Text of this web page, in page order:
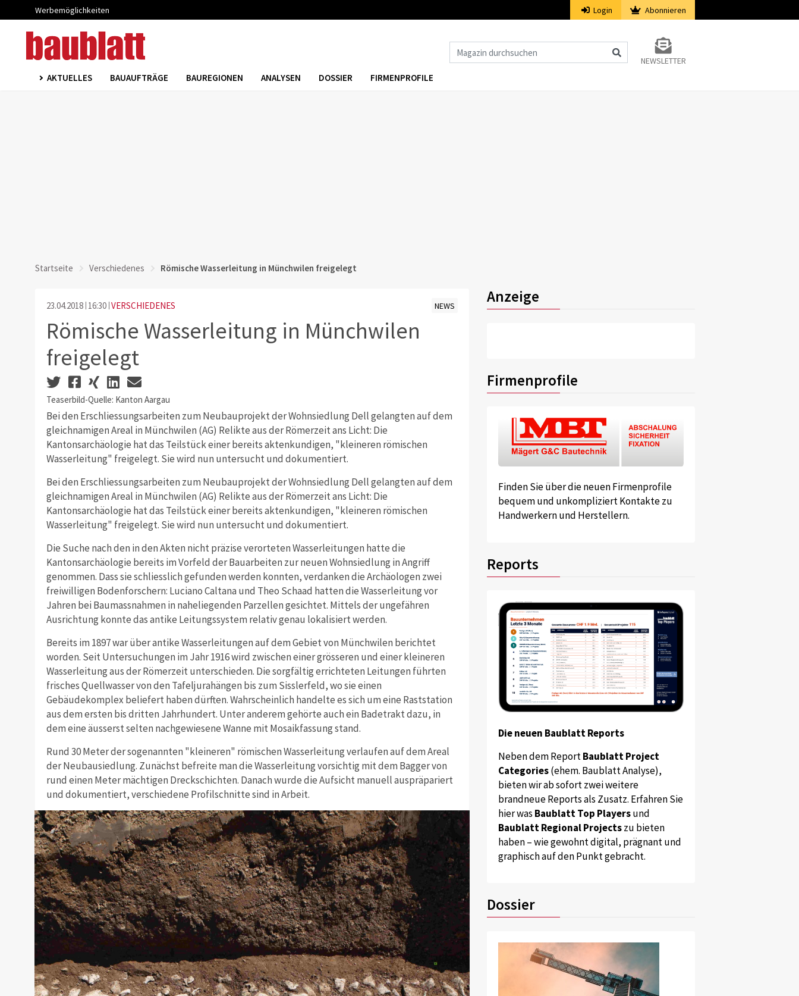
Werbemöglichkeiten Login Abonnieren
NEWSLETTER
AKTUELLES BAUAUFTRÄGE BAUREGIONEN ANALYSEN DOSSIER FIRMENPROFILE
Startseite Verschiedenes Römische Wasserleitung in Münchwilen freigelegt
23.04.2018 16:30 VERSCHIEDENES NEWS
Römische Wasserleitung in Münchwilen
freigelegt
Teaserbild-Quelle: Kanton Aargau
Bei den Erschliessungsarbeiten zum Neubauprojekt der Wohnsiedlung Dell gelangten auf dem
gleichnamigen Areal in Münchwilen (AG) Relikte aus der Römerzeit ans Licht: Die
Kantonsarchäologie hat das Teilstück einer bereits aktenkundigen, "kleineren römischen
Wasserleitung" freigelegt. Sie wird nun untersucht und dokumentiert.
Bei den Erschliessungsarbeiten zum Neubauprojekt der Wohnsiedlung Dell gelangten auf dem
gleichnamigen Areal in Münchwilen (AG) Relikte aus der Römerzeit ans Licht: Die
Kantonsarchäologie hat das Teilstück einer bereits aktenkundigen, "kleineren römischen
Wasserleitung" freigelegt. Sie wird nun untersucht und dokumentiert.
Die Suche nach den in den Akten nicht präzise verorteten Wasserleitungen hatte die
Kantonsarchäologie bereits im Vorfeld der Bauarbeiten zur neuen Wohnsiedlung in Angriff
genommen. Dass sie schliesslich gefunden werden konnten, verdanken die Archäologen zwei
freiwilligen Bodenforschern: Luciano Caltana und Theo Schaad hatten die Wasserleitung vor
Jahren bei Baumassnahmen in naheliegenden Parzellen gesichtet. Mittels der ungefähren
Ausrichtung konnte das antike Leitungssystem relativ genau lokalisiert werden.
Bereits im 1897 war über antike Wasserleitungen auf dem Gebiet von Münchwilen berichtet
worden. Seit Untersuchungen im Jahr 1916 wird zwischen einer grösseren und einer kleineren
Wasserleitung aus der Römerzeit unterschieden. Die sorgfältig errichteten Leitungen führten
frisches Quellwasser von den Tafeljurahängen bis zum Sisslerfeld, wo sie einen
Gebäudekomplex beliefert haben dürften. Wahrscheinlich handelte es sich um eine Raststation
aus dem ersten bis dritten Jahrhundert. Unter anderem gehörte auch ein Badetrakt dazu, in
dem eine äusserst selten nachgewiesene Wanne mit Mosaikfassung stand.
Rund 30 Meter der sogenannten "kleineren" römischen Wasserleitung verlaufen auf dem Areal
der Neubausiedlung. Zunächst befreite man die Wasserleitung vorsichtig mit dem Bagger von
rund einen Meter mächtigen Dreckschichten. Danach wurde die Aufsicht manuell auspräpariert
und dokumentiert, verschiedene Profilschnitte sind in Arbeit.
Anzeige
Firmenprofile
Finden Sie über die neuen Firmenprofile
bequem und unkompliziert Kontakte zu
Handwerkern und Herstellern.
Reports
Die neuen Baublatt Reports
Neben dem ReportBaublatt Project
Categories(ehem. Baublatt Analyse),
bieten wir ab sofort zwei weitere
brandneue Reports als Zusatz. Erfahren Sie
hier was Baublatt Top Playersund
Baublatt Regional Projectszu bieten
haben – wie gewohnt digital, prägnant und
graphisch auf den Punkt gebracht.
Dossier